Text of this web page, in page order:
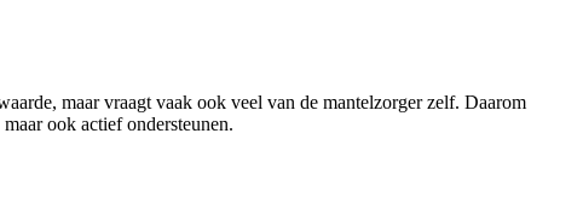
maar vraagt vaak ook veel van de mantelzorger zelf. Daarom
ook actief ondersteunen.